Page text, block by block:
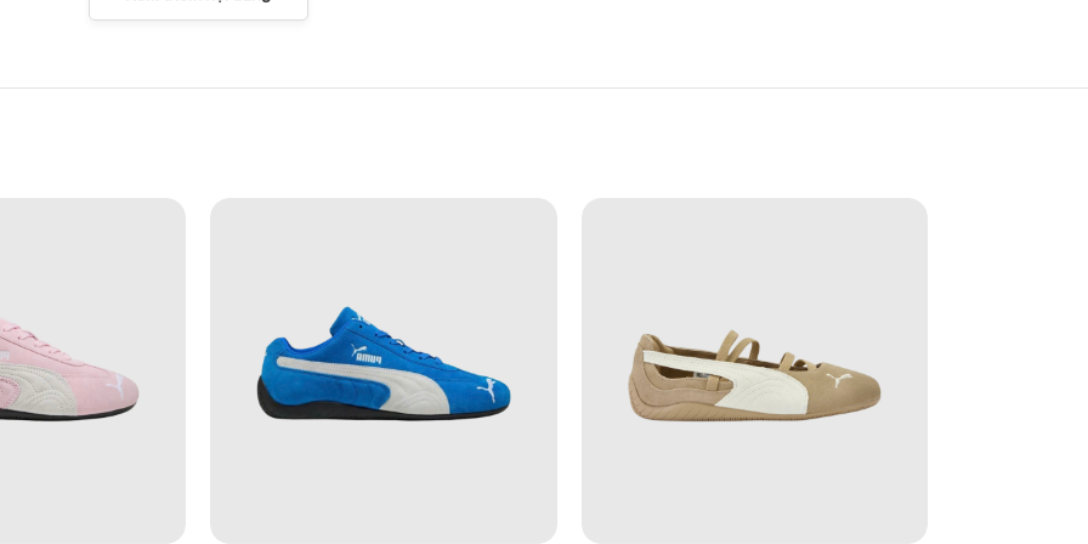
về độ bền và hiệu suất.
trực tiếp để ngăn ngừa phai màu và biến dạng.
giữ form bên trong giày khi không sử dụng.